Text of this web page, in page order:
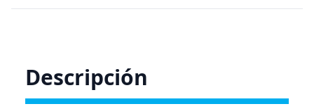
Descripción